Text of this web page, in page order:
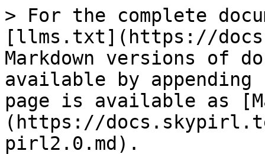
> For the complete
[llms.txt](https://
Markdown versions of
available by
page is available as
(https://
pirl2.0.md).